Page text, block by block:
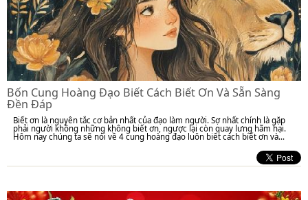
Bốn Cung Hoàng Đạo Biết Cách Biết Ơn Và Sẵn Sàng
Đền Đáp
Biết ơn là nguyên tắc cơ bản nhất của đạo làm người. Sợ nhất chính là gặp
phải người không những không biết ơn, ngược lại còn quay lưng hãm hại.
Hôm nay chúng ta sẽ nói về 4 cung hoàng đạo luôn biết cách biết ơn và...